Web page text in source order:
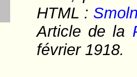
HTML :
Article de la
février 1918.